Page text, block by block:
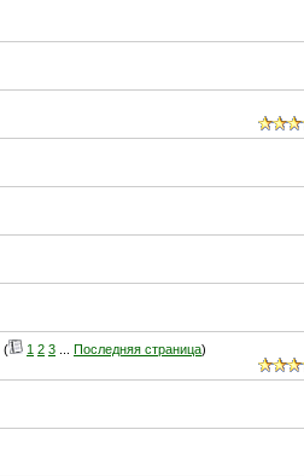
( 1 2 3 Последняя страница)